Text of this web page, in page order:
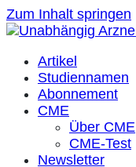
Zum Inhalt springen
Artikel
Studiennamen
Abonnement
CME
Über CME
CME-Test
Newsletter